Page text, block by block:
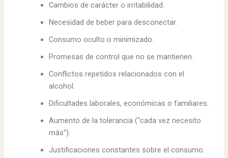
Cambios de carácter o irritabilidad.
Necesidad de beber para desconectar.
Consumo oculto o minimizado.
Promesas de control que no se mantienen.
Conflictos repetidos relacionados con el
alcohol.
Dificultades laborales, económicas o familiares.
Aumento de la tolerancia (“cada vez necesito
más”).
Justificaciones constantes sobre el consumo.